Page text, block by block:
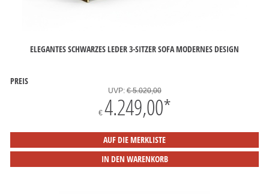
ELEGANTES SCHWARZES LEDER 3-SITZER SOFA MODERNES DESIGN
PREIS
UVP:€ 5.020,00
€ 4.249,00*
AUF DIE MERKLISTE
IN DEN WARENKORB